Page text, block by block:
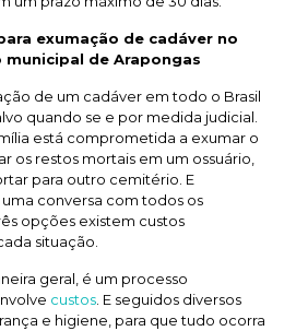
exumação de cadáver no
municipal de Arapongas
de um cadáver em todo o Brasil
quando se e por medida judicial.
está comprometida a exumar o
os restos mortais em um ossuário,
para outro cemitério. E
conversa com todos os
opções existem custos
situação.
geral, é um processo
custos. E seguidos diversos
e higiene, para que tudo ocorra